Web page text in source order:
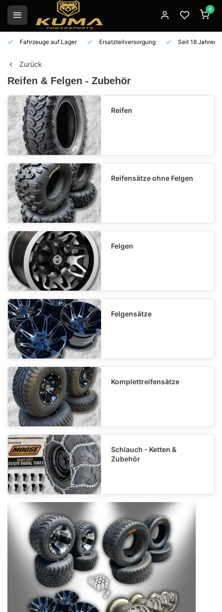
0
Fahrzeuge auf Lager Ersatzteilversorgung Seit 18 Jahren
Zurück
Reifen & Felgen - Zubehör
Reifen
Reifensätze ohne Felgen
Felgen
Felgensätze
Komplettreifensätze
Schlauch - Ketten &
Zubehör